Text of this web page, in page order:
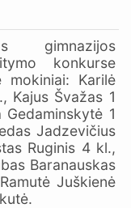
gimnazijos
konkurse
mokiniai: Karilė
Kajus Švažas 1
1
Jadzevičius
Ruginis 4 kl.,
Baranauskas
Juškienė